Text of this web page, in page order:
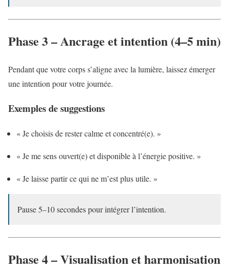
Phase 3 – Ancrage et intention (4–5 min)
Pendant que votre corps s’aligne avec la lumière, laissez émerger
une intention pour votre journée.
Exemples de suggestions
« Je choisis de rester calme et concentré(e). »
« Je me sens ouvert(e) et disponible à l’énergie positive. »
« Je laisse partir ce qui ne m’est plus utile. »
Pause 5–10 secondes pour intégrer l’intention.
Phase 4 – Visualisation et harmonisation